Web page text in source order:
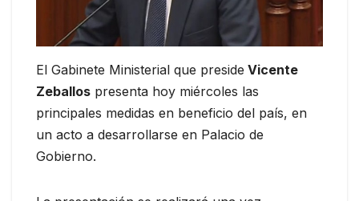
El Gabinete Ministerial que preside Vicente
Zeballos presenta hoy miércoles las
principales medidas en beneficio del país, en
un acto a desarrollarse en Palacio de
Gobierno.